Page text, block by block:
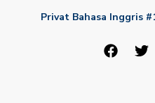
Privat Bahasa Inggris